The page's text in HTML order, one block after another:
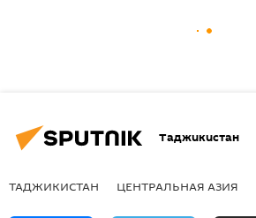
Таджикистан
ТАДЖИКИСТАН ЦЕНТРАЛЬНАЯ АЗИЯ